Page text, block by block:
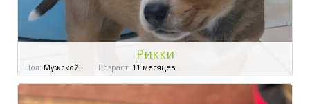
Рикки
Пол: Мужской Возраст: 11 месяцев